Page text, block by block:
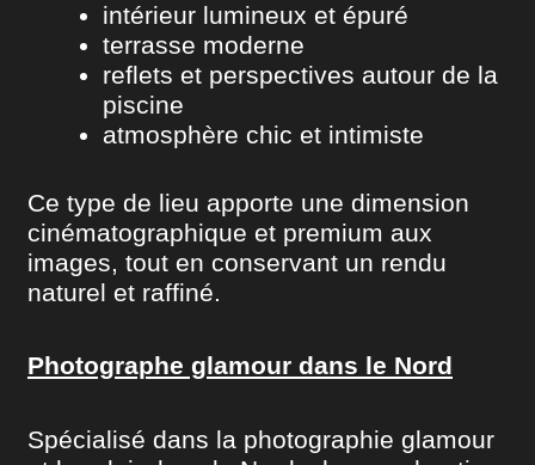
intérieur lumineux et épuré
terrasse moderne
reflets et perspectives autour de la
piscine
atmosphère chic et intimiste
Ce type de lieu apporte une dimension
cinématographique et premium aux
images, tout en conservant un rendu
naturel et raffiné.
Photographe glamour dans le Nord
Spécialisé dans la photographie glamour